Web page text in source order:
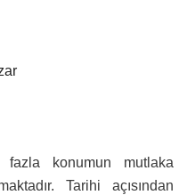
konumun mutlaka
Tarihi açısından